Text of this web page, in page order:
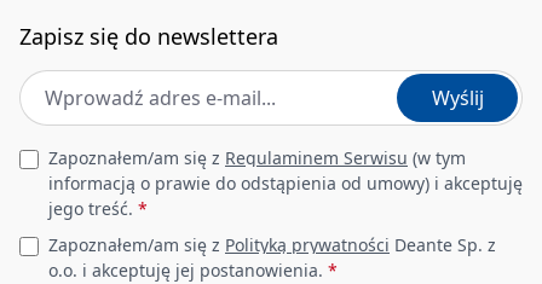
Zapisz się do newslettera
Adres e-mail *
Wyślij
Leave this field empty
Zapoznałem/am się z Regulaminem Serwisu (w tym
informacją o prawie do odstąpienia od umowy) i akceptuję
jego treść. *
Zapoznałem/am się z Polityką prywatności Deante Sp. z
o.o. i akceptuję jej postanowienia. *